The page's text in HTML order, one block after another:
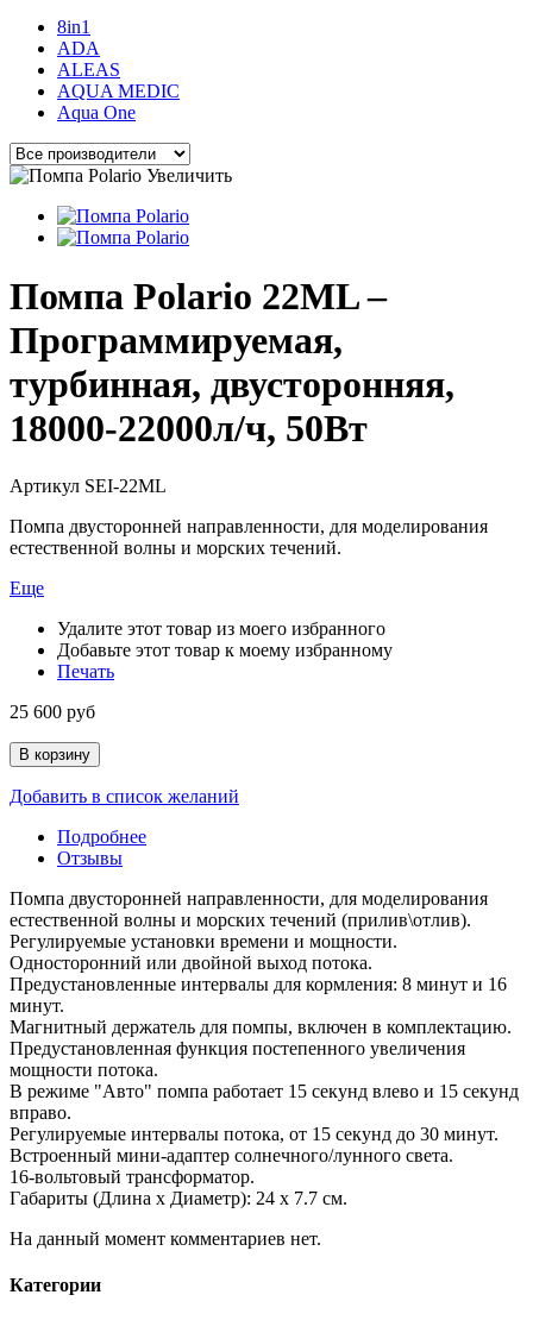
8in1
ADA
ALEAS
AQUA MEDIC
Aqua One
Увеличить
Помпа Polario 22ML –
Программируемая,
турбинная, двусторонняя,
18000-22000л/ч, 50Вт
Артикул SEI-22ML
Помпа двусторонней направленности, для моделирования
естественной волны и морских течений.
Еще
Удалите этот товар из моего избранного
Добавьте этот товар к моему избранному
Печать
25 600 руб
В корзину
Добавить в список желаний
Подробнее
Отзывы
Помпа двусторонней направленности, для моделирования
естественной волны и морских течений (прилив\отлив).
Регулируемые установки времени и мощности.
Односторонний или двойной выход потока.
Предустановленные интервалы для кормления: 8 минут и 16
минут.
Магнитный держатель для помпы, включен в комплектацию.
Предустановленная функция постепенного увеличения
мощности потока.
В режиме "Авто" помпа работает 15 секунд влево и 15 секунд
вправо.
Регулируемые интервалы потока, от 15 секунд до 30 минут.
Встроенный мини-адаптер солнечного/лунного света.
16-вольтовый трансформатор.
Габариты (Длина х Диаметр): 24 х 7.7 см.
На данный момент комментариев нет.
Категории